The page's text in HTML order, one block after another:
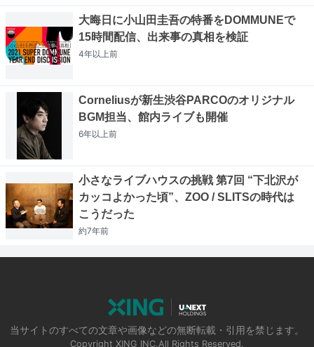
大晦日に小山田圭吾の特番をDOMMUNEで
15時間配信、出来事の真相を検証
4年以上前
Corneliusが新生渋谷PARCOのオリジナル
BGM担当、館内ライブも開催
6年以上前
小さなライブハウスの挑戦 第7回 “下北沢が
カッコよかった頃”、ZOO / SLITSの時代は
こうだった
約7年前
当サイトのすべての文章や画像などの無断転載・引用を禁じます。
Copyright XING INC.All Rights Reserved.